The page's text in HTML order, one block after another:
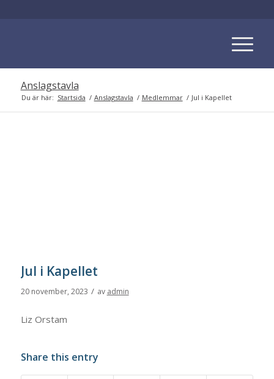
Anslagstavla
Du är här: Startsida / Anslagstavla / Medlemmar / Jul i Kapellet
Jul i Kapellet
20 november, 2023 / av admin
Liz Orstam
Share this entry